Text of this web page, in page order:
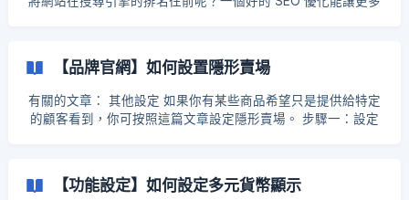
頁 → 首頁（旁邊會有灰色格子）→ 編輯分頁裡的描述內容和搜
尋引擎優化裡【網頁敘述 】 ![]
(https://storage.crisp.chat/users/helpdesk/website/b34797
d9594d3000/image_1we1pun.p
【品牌官網】如何設置隱形賣場
有關的文章： 其他設定 如果你有某些商品希望只是提供給特定
的顧客看到，你可按照這篇文章設定隱形賣場。 步驟一：設定
網 → 官網分頁 → 新增分頁 編輯分頁的名稱、內容等等 於分頁
編輯頁面的右側選擇「相關商品」，選擇隱形商品 ![]
【功能設定】如何設定多元貨幣顯示